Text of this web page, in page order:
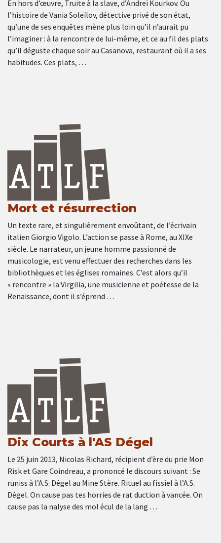
En hors d’œuvre, Truite à la slave, d’Andreï Kourkov. Ou
l’histoire de Vania Soleïlov, détective privé de son état,
qu’une de ses enquêtes mène plus loin qu’il n’aurait pu
l’imaginer : à la rencontre de lui-même, et ce au fil des plats
qu’il déguste chaque soir au Casanova, restaurant où il a ses
habitudes. Ces plats, …
Mort et résurrection
Un texte rare, et singulièrement envoûtant, de l’écrivain
italien Giorgio Vigolo. L’action se passe à Rome, au XIXe
siècle. Le narrateur, un jeune homme passionné de
musicologie, est venu effectuer des recherches dans les
bibliothèques et les églises romaines. C’est alors qu’il
« rencontre » la Virgilia, une musicienne et poétesse de la
Renaissance, dont il s’éprend …
Dix Courts à l'AS Dégel
Le 25 juin 2013, Nicolas Richard, récipient d’ère du prie Mon
Risk et Gare Coindreau, a prononcé le discours suivant : Se
runiss à l’A.S. Dégel au Mine Stère. Rituel au fissiel à l’A.S.
Dégel. On cause pas tes horries de rat duction à vancée. On
cause pas la nalyse des mol écul de la lang …